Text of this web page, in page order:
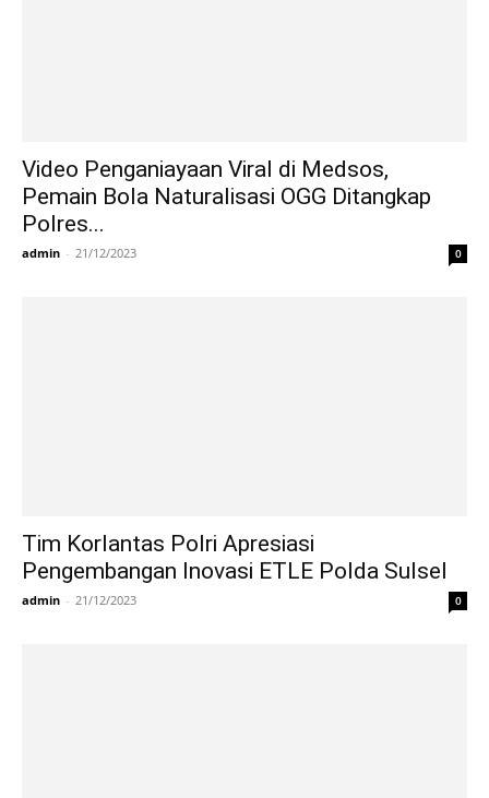
Video Penganiayaan Viral di Medsos,
Pemain Bola Naturalisasi OGG Ditangkap
Polres...
admin - 21/12/2023 0
Tim Korlantas Polri Apresiasi
Pengembangan Inovasi ETLE Polda Sulsel
admin - 21/12/2023 0